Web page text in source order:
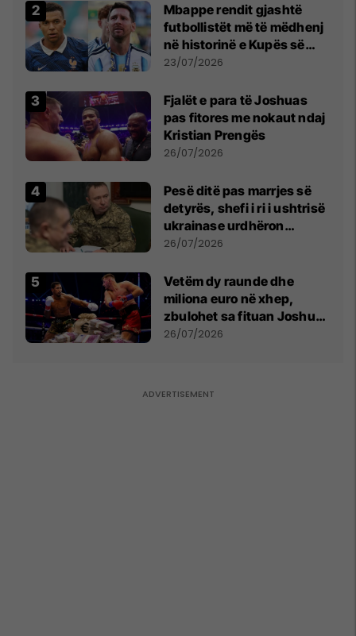
Mbappe rendit gjashtë
futbollistët më të mëdhenj
në historinë e Kupës së
Botës, Messi mbetet i dyti
23/07/2026
Fjalët e para të Joshuas
pas fitores me nokaut ndaj
Kristian Prengës
26/07/2026
Pesë ditë pas marrjes së
detyrës, shefi i ri i ushtrisë
ukrainase urdhëron
kontroll të madh
26/07/2026
Vetëm dy raunde dhe
miliona euro në xhep,
zbulohet sa fituan Joshua
e Prenga
26/07/2026